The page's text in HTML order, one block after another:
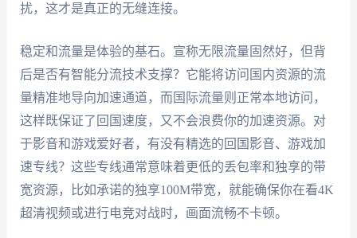
扰，这才是真正的无缝连接。
稳定和流量是体验的基石。宣称无限流量固然好，但背
后是否有智能分流技术支撑？它能将访问国内资源的流
量精准地导向加速通道，而国际流量则正常本地访问，
这样既保证了回国速度，又不会浪费你的加速资源。对
于影音和游戏爱好者，有没有精选的回国影音、游戏加
速专线？这些专线通常意味着更低的丢包率和独享的带
宽资源，比如承诺的独享100M带宽，就能确保你在看4K
超清视频或进行电竞对战时，画面流畅不卡顿。